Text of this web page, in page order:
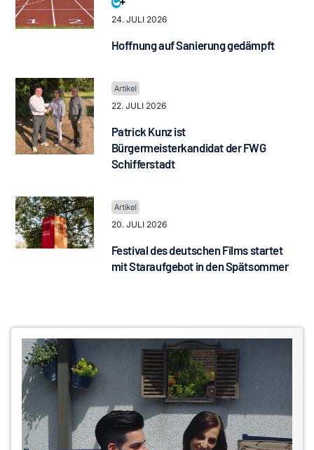
24. JULI 2026
Hoffnung auf Sanierung gedämpft
22. JULI 2026
Patrick Kunz ist
Bürgermeisterkandidat der FWG
Schifferstadt
20. JULI 2026
Festival des deutschen Films startet
mit Staraufgebot in den Spätsommer